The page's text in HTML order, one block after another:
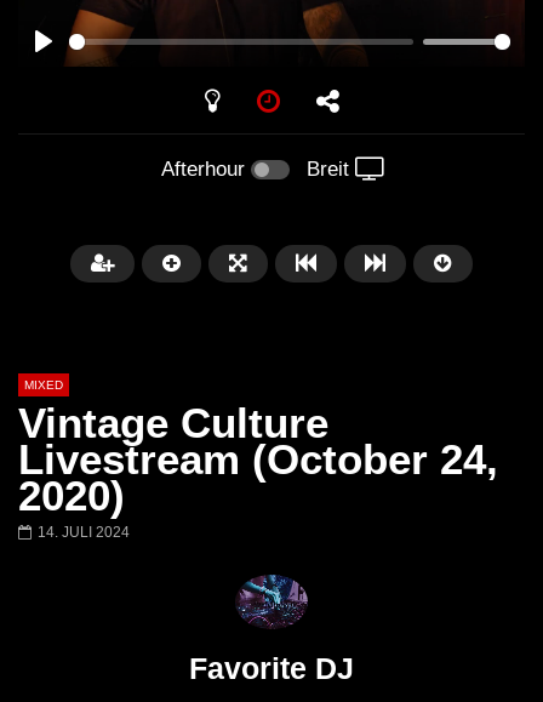
PLAY
Afterhour Breit
MIXED
Vintage Culture
Livestream (October 24,
2020)
14. JULI 2024
Favorite DJ